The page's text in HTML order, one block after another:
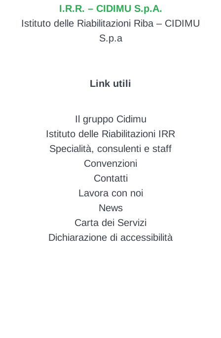
I.R.R. – CIDIMU S.p.A.
Istituto delle Riabilitazioni Riba – CIDIMU
S.p.a
Link utili
Il gruppo Cidimu
Istituto delle Riabilitazioni IRR
Specialità, consulenti e staff
Convenzioni
Contatti
Lavora con noi
News
Carta dei Servizi
Dichiarazione di accessibilità